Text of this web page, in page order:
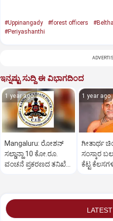
#Uppinangady #forest officers
#Periyashanthi
ಇನ್ನಷ್ಟು ಸುದ್ದಿ ಈ ವಿಭಾಗದಿಂದ
1 year ago
Mangaluru: ರೋಶನ್‌
ಸಲ್ಡಾನ್ಹಾ 10 ಕೋ.ರೂ.
ವಂಚನೆ ಪ್ರಕರಣದ ತನಿಖೆ
1 year ago
ಗೀತಾರ್ಥ
ಸಂಸ್ಕಾರ
ಕೆಟ್ಟ